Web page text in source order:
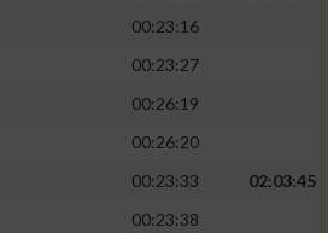
00:23:16
00:23:27
00:26:19
00:26:20
00:23:33
02:03:45
00:23:38